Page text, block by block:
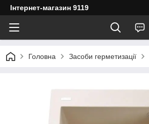
Інтернет-магазин 9119
Головна Засоби герметизації